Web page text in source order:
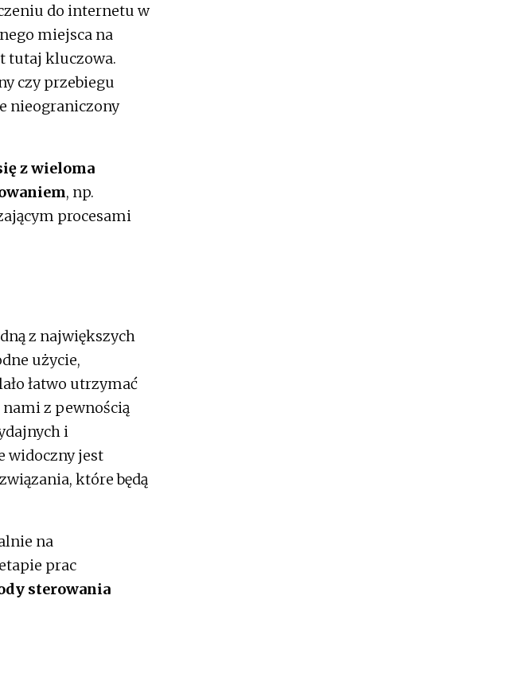
do internetu w
miejsca na
tutaj kluczowa.
czy przebiegu
nieograniczony
z wieloma
, np.
procesami
z największych
użycie,
łatwo utrzymać
z pewnością
i
widoczny jest
które będą
na
prac
sterowania